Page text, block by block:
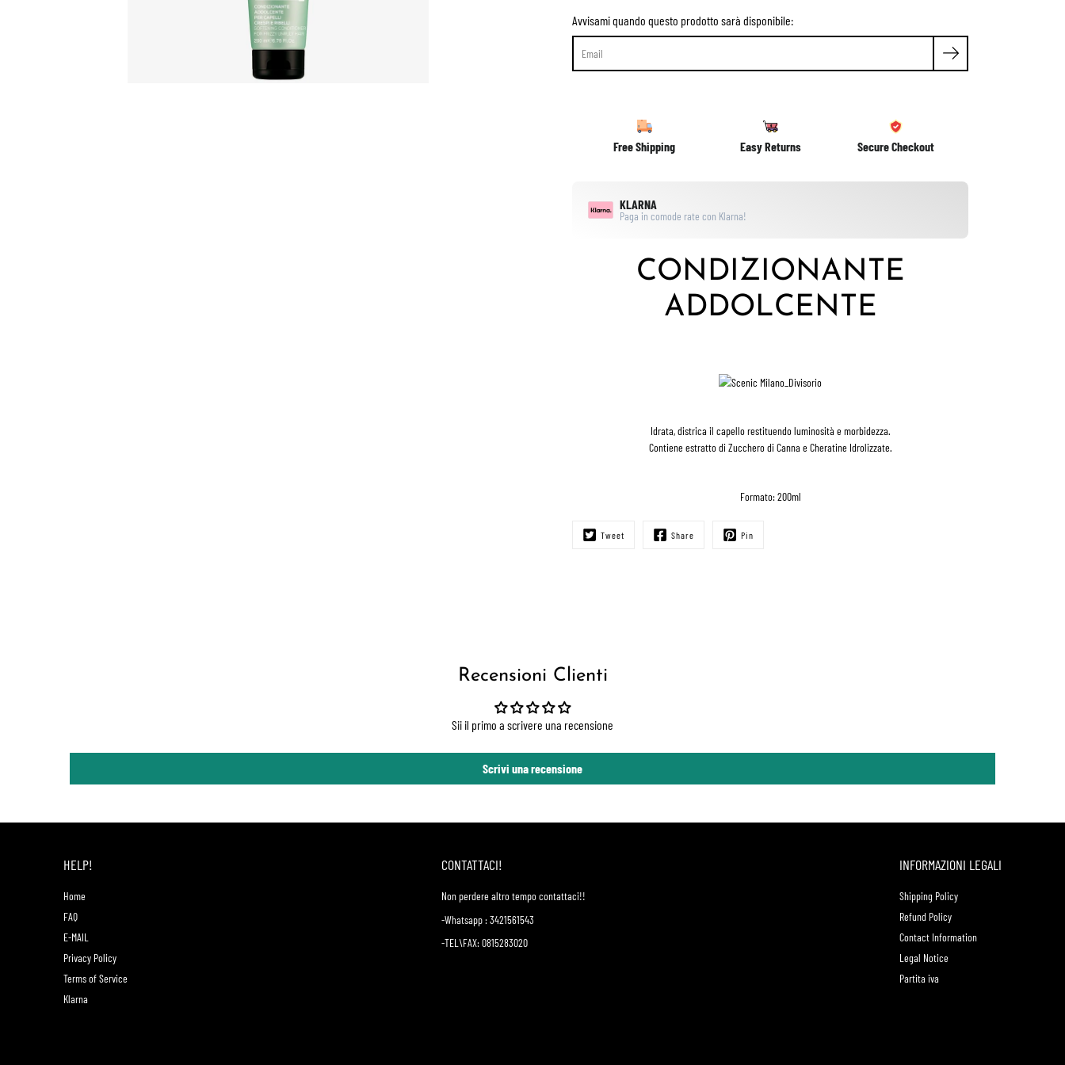
Avvisami quando questo prodotto sarà disponibile:
Free Shipping Easy Returns Secure Checkout
KLARNA
Paga in comode rate con Klarna!
CONDIZIONANTE
ADDOLCENTE
Idrata, districa il capello restituendo luminosità e morbidezza.
Contiene estratto di Zucchero di Canna e Cheratine Idrolizzate.
Formato: 200ml
Tweet Share Pin
Recensioni Clienti
Sii il primo a scrivere una recensione
Scrivi una recensione
HELP!
Home
FAQ
E-MAIL
Privacy Policy
Terms of Service
Klarna
CONTATTACI!
Non perdere altro tempo contattaci!!
-Whatsapp : 3421561543
-TEL\FAX: 0815283020
INFORMAZIONI LEGALI
Shipping Policy
Refund Policy
Contact Information
Legal Notice
Partita iva